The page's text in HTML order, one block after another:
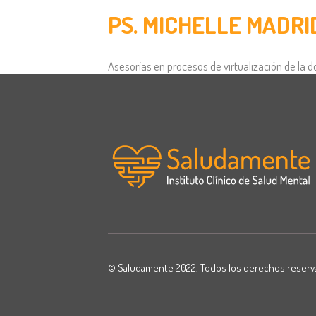
PS. MICHELLE
Asesorías en procesos de virtualización de la
© Saludamente 2022. Todos los derechos